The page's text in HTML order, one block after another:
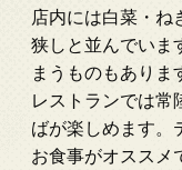
店内には白菜・ね
狭しと並んでいま
まうものもありま
レストランでは常
ばが楽しめます。
お食事がオススメ